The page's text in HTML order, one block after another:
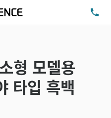
형 모델용
타입 흑백